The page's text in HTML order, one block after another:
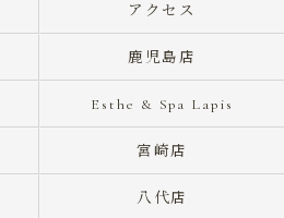
アクセス
鹿児島店
Esthe & Spa Lapis
宮崎店
八代店